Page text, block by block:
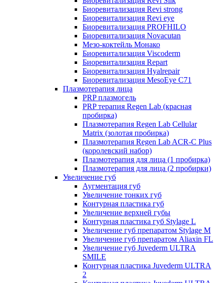
Биоревитализация Revi strong
Биоревитализация Revi eye
Биоревитализация PROFHILO
Биоревитализация Novacutan
Мезо-коктейль Монако
Биоревитализация Viscoderm
Биоревитализация Repart
Биоревитализация Hyalrepair
Биоревитализация MesoEye C71
Плазмотерапия лица
PRP плазмогель
PRP терапия Regen Lab (красная
пробирка)
Плазмотерапия Regen Lab Cellular
Matrix (золотая пробирка)
Плазмотерапия Regen Lab ACR-C Plus
(королевский набор)
Плазмотерапия для лица (1 пробирка)
Плазмотерапия для лица (2 пробирки)
Увеличение губ
Аугментация губ
Увеличение тонких губ
Контурная пластика губ
Увеличение верхней губы
Контурная пластика губ Stylage L
Увеличение губ препаратом Stylage M
Увеличение губ препаратом Aliaxin FL
Увеличение губ Juvederm ULTRA
SMILE
Контурная пластика Juvederm ULTRA
2